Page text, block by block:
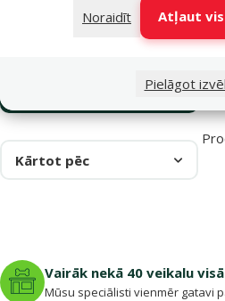
Noraidīt
Atļaut
Pielāgot
Kārtot pēc
Vairāk nekā 40 veikalu
Mūsu speciālisti vienmēr gatavi